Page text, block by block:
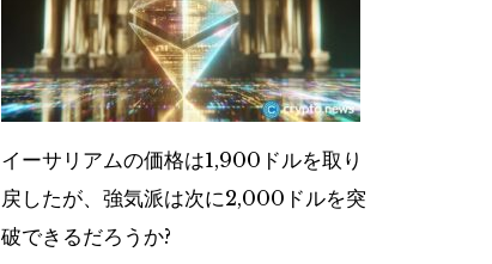
イーサリアムの価格は1,900ドルを取り
戻したが、強気派は次に2,000ドルを突
破できるだろうか?